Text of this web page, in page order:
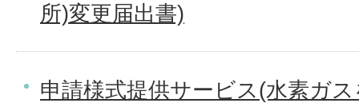
所)変更届出書)
申請様式提供サービス(水素ガ